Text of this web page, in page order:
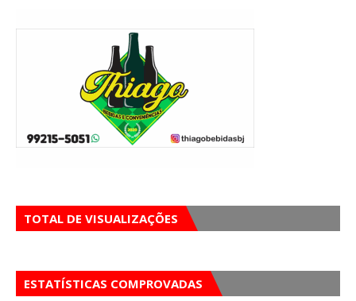
TOTAL DE VISUALIZAÇÕES
ESTATÍSTICAS COMPROVADAS